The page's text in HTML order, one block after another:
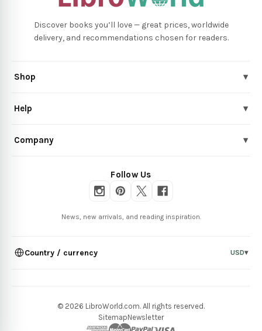
Discover books you’ll love — great prices, worldwide
delivery, and recommendations chosen for readers.
Shop ▾
Help ▾
Company ▾
Follow Us
News, new arrivals, and reading inspiration.
Country / currency USD▾
© 2026 LibroWorld.com. All rights reserved.
SitemapNewsletter